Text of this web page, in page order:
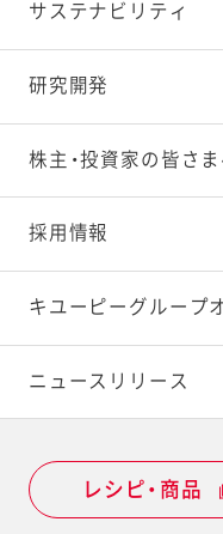
サステナビリティ
研究開発
株主・投資家の皆さま
採用情報
キユーピーグループ
ニュースリリース
レシピ・商品